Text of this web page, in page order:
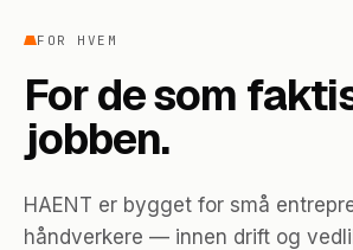
FOR HVEM
For de som
jobben.
HAENT er bygget for små
håndverkere — innen drift og